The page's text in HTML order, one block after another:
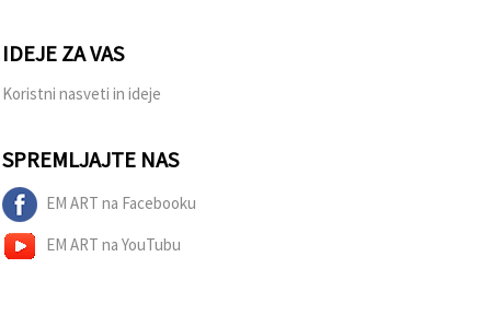
IDEJE ZA VAS
Koristni nasveti in ideje
SPREMLJAJTE NAS
EM ART na Facebooku
EM ART na YouTubu